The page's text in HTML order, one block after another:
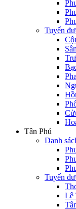
Tuyến
Tân Phú
Danh
Tuyến
Lê